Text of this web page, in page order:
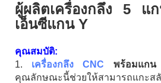
ผู้ผลิตเครื่องกลึง 5 แ
เอ็นซีแกน Y
คุณสมบัติ:
1. เครื่องกลึง CNC พร้อมแก
คุณลักษณะนี้ช่วยให้สามารถแกะส